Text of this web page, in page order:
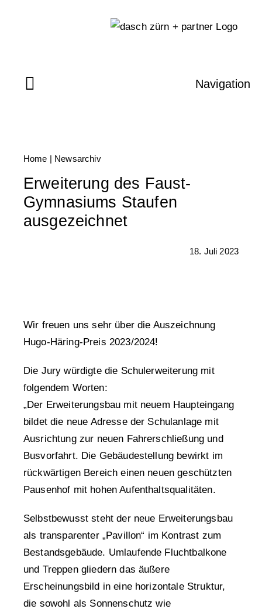
Navigation
Home | Newsarchiv
Erweiterung des Faust-
Gymnasiums Staufen
ausgezeichnet
18. Juli 2023
Wir freuen uns sehr über die Auszeichnung
Hugo-Häring-Preis 2023/2024!
Die Jury würdigte die Schulerweiterung mit
folgendem Worten:
„Der Erweiterungsbau mit neuem Haupteingang
bildet die neue Adresse der Schulanlage mit
Ausrichtung zur neuen Fahrerschließung und
Busvorfahrt. Die Gebäudestellung bewirkt im
rückwärtigen Bereich einen neuen geschützten
Pausenhof mit hohen Aufenthaltsqualitäten.
Selbstbewusst steht der neue Erweiterungsbau
als transparenter „Pavillon“ im Kontrast zum
Bestandsgebäude. Umlaufende Fluchtbalkone
und Treppen gliedern das äußere
Erscheinungsbild in eine horizontale Struktur,
die sowohl als Sonnenschutz wie